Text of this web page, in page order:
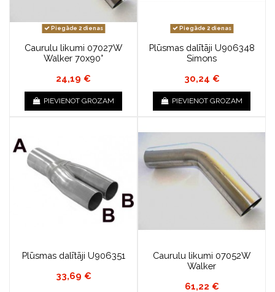
Piegāde 2 dienas
Caurulu likumi 07027W
Walker 70x90°
24,19 €
PIEVIENOT GROZAM
Piegāde 2 dienas
Plūsmas dalītāji U906348
Simons
30,24 €
PIEVIENOT GROZAM
Plūsmas dalītāji U906351
33,69 €
Caurulu likumi 07052W
Walker
61,22 €